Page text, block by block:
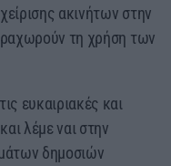
ακινήτων στην
τη χρήση των
ευκαιριακές και
λέμε ναι στην
δημοσιών